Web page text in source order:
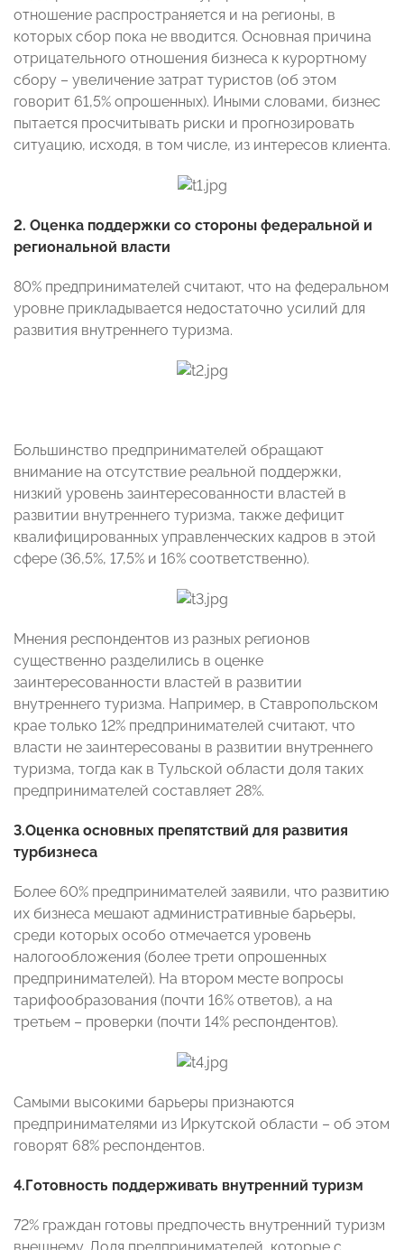
отношение распространяется и на регионы, в
которых сбор пока не вводится. Основная причина
отрицательного отношения бизнеса к курортному
сбору – увеличение затрат туристов (об этом
говорит 61,5% опрошенных). Иными словами, бизнес
пытается просчитывать риски и прогнозировать
ситуацию, исходя, в том числе, из интересов клиента.
2. Оценка поддержки со стороны федеральной и
региональной власти
80% предпринимателей считают, что на федеральном
уровне прикладывается недостаточно усилий для
развития внутреннего туризма.
Большинство предпринимателей обращают
внимание на отсутствие реальной поддержки,
низкий уровень заинтересованности властей в
развитии внутреннего туризма, также дефицит
квалифицированных управленческих кадров в этой
сфере (36,5%, 17,5% и 16% соответственно).
Мнения респондентов из разных регионов
существенно разделились в оценке
заинтересованности властей в развитии
внутреннего туризма. Например, в Ставропольском
крае только 12% предпринимателей считают, что
власти не заинтересованы в развитии внутреннего
туризма, тогда как в Тульской области доля таких
предпринимателей составляет 28%.
3.Оценка основных препятствий для развития
турбизнеса
Более 60% предпринимателей заявили, что развитию
их бизнеса мешают административные барьеры,
среди которых особо отмечается уровень
налогообложения (более трети опрошенных
предпринимателей). На втором месте вопросы
тарифообразования (почти 16% ответов), а на
третьем – проверки (почти 14% респондентов).
Cамыми высокими барьеры признаются
предпринимателями из Иркутской области – об этом
говорят 68% респондентов.
4.Готовность поддерживать внутренний туризм
72% граждан готовы предпочесть внутренний туризм
внешнему. Доля предпринимателей, которые с